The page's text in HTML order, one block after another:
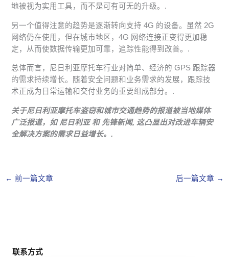
地被视为实用工具，而不是可有可无的升级。.
另一个值得注意的趋势是逐渐转向支持 4G 的设备。虽然 2G
网络仍在使用，但在城市地区，4G 网络连接正变得更加稳
定，从而使数据传输更加可靠，追踪性能得到改善。.
总体而言，尼日利亚摩托车行业对简单、经济的 GPS 跟踪器
的需求持续增长。随着安全问题和业务需求的发展，跟踪技
术正成为日常运输和交付业务的重要组成部分。.
关于尼日利亚摩托车盗窃和城市交通趋势的报道被当地媒体
广泛报道，如 尼日利亚和 先锋新闻, 这凸显出对改进车辆安
全解决方案的需求日益增长。.
← 前一篇文章 后一篇文章 →
联系方式